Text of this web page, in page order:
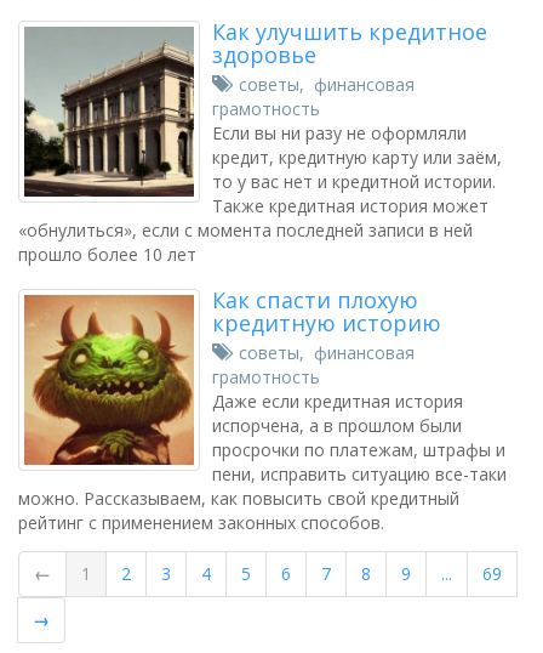
Как улучшить кредитное
здоровье
советы, финансовая
грамотность
Если вы ни разу не оформляли
кредит, кредитную карту или заём,
то у вас нет и кредитной истории.
Также кредитная история может
«обнулиться», если с момента последней записи в ней
прошло более 10 лет
Как спасти плохую
кредитную историю
советы, финансовая
грамотность
Даже если кредитная история
испорчена, а в прошлом были
просрочки по платежам, штрафы и
пени, исправить ситуацию все-таки
можно. Рассказываем, как повысить свой кредитный
рейтинг с применением законных способов.
← 1 2 3 4 5 6 7 8 9 ...
69
→